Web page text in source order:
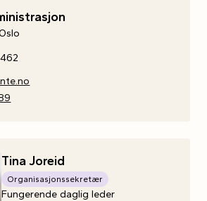
TinaJoreid
Organisasjonssekretær
Fungerende daglig leder